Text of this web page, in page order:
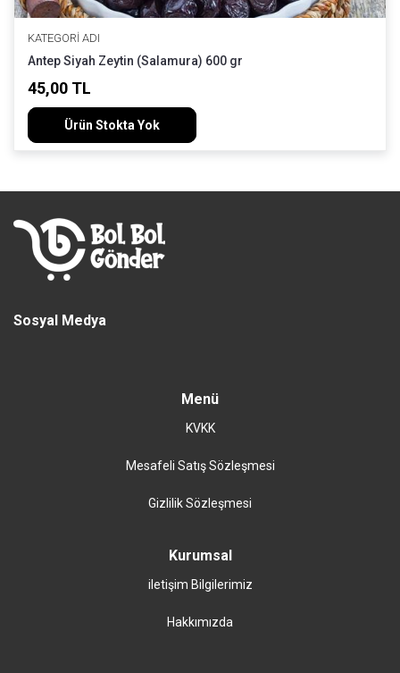
KATEGORI ADI
Antep Siyah Zeytin (Salamura) 600 gr
45,00 TL
Ürün Stokta Yok
Sosyal Medya
Menü
KVKK
Mesafeli Satış Sözleşmesi
Gizlilik Sözleşmesi
Kurumsal
iletişim Bilgilerimiz
Hakkımızda